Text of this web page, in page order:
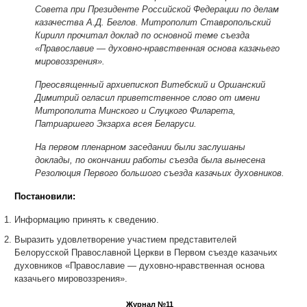
Совета при Президенте Российской Федерации по делам
казачества А.Д. Беглов. Митрополит Ставропольский
Кирилл прочитал доклад по основной теме съезда
«Православие — духовно-нравственная основа казачьего
мировоззрения».
Преосвященный архиепископ Витебский и Оршанский
Димитрий огласил приветственное слово от имени
Митрополита Минского и Слуцкого Филарета,
Патриаршего Экзарха всея Беларуси.
На первом пленарном заседании были заслушаны
доклады, по окончании работы съезда была вынесена
Резолюция Первого большого съезда казачьих духовников.
Постановили:
Информацию принять к сведению.
Выразить удовлетворение участием представителей
Белорусской Православной Церкви в Первом съезде казачьих
духовников «Православие — духовно-нравственная основа
казачьего мировоззрения».
Журнал №11